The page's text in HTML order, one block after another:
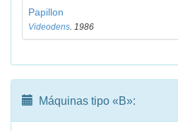
Papillon
Videodens. 1986
Máquinas tipo «B»: